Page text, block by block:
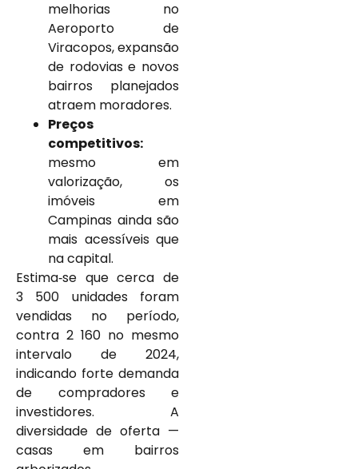
melhorias no
Aeroporto de
Viracopos, expansão
de rodovias e novos
bairros planejados
atraem moradores.
Preços
competitivos:
mesmo em
valorização, os
imóveis em
Campinas ainda são
mais acessíveis que
na capital.
Estima‑se que cerca de
3 500 unidades foram
vendidas no período,
contra 2 160 no mesmo
intervalo de 2024,
indicando forte demanda
de compradores e
investidores. A
diversidade de oferta —
casas em bairros